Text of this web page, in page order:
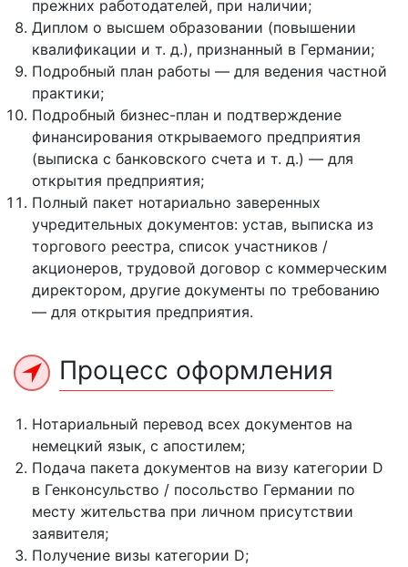
прежних работодателей, при наличии;
Диплом о высшем образовании (повышении
квалификации и т. д.), признанный в Германии;
Подробный план работы — для ведения частной
практики;
Подробный бизнес-план и подтверждение
финансирования открываемого предприятия
(выписка с банковского счета и т. д.) — для
открытия предприятия;
Полный пакет нотариально заверенных
учредительных документов: устав, выписка из
торгового реестра, список участников /
акционеров, трудовой договор с коммерческим
директором, другие документы по требованию
— для открытия предприятия.
Процесс оформления
Нотариальный перевод всех документов на
немецкий язык, с апостилем;
Подача пакета документов на визу категории D
в Генконсульство / посольство Германии по
месту жительства при личном присутствии
заявителя;
Получение визы категории D;